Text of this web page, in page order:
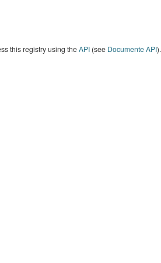
this registry using theAPI(see Documente API).